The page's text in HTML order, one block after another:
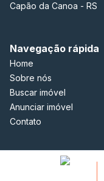
Capão da Canoa - RS
Navegação rápida
Home
Sobre nós
Buscar imóvel
Anunciar imóvel
Contato